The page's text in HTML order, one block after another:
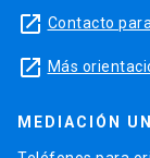
launch Contacto
launch Más
MEDIACIÓN